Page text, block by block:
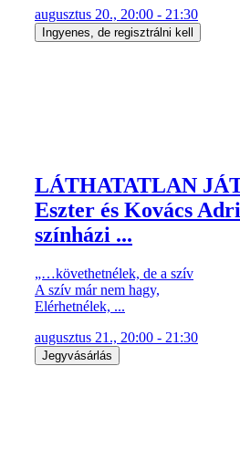
augusztus 20., 20:00 - 21:30
Ingyenes, de regisztrálni kell
LÁTHATATLAN
Eszter és Kovács
színházi ...
„…követhetnélek, de a szív
A szív már nem hagy,
Elérhetnélek, ...
augusztus 21., 20:00 - 21:30
Jegyvásárlás